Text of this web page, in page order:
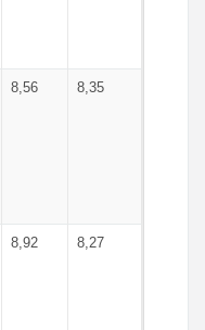
8,56 8,35
8,92 8,27